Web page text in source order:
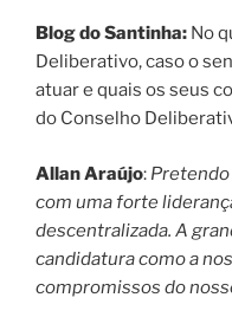
Blog do Santinha: No
Deliberativo, caso o
atuar e quais os seus
do Conselho
Allan Araújo:
com uma forte
descentralizada. A
candidatura como a
compromissos do